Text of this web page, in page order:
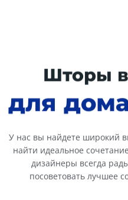
Шторы
для
У нас вы найдете широкий
найти идеальное
дизайнеры всегда
посоветовать лучшее